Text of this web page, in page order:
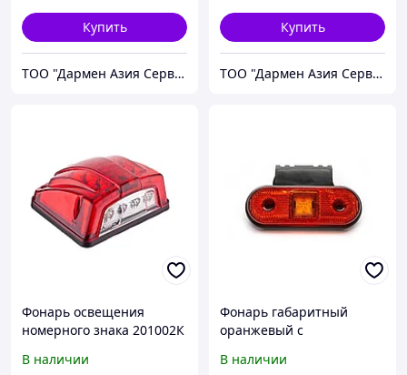
Купить
ТОО "Дармен Азия Сервис"
Купить
ТОО "Дармен Азия Сервис"
Фонарь освещения
номерного знака 201002К
В наличии
Фонарь габаритный
оранжевый с
В наличии